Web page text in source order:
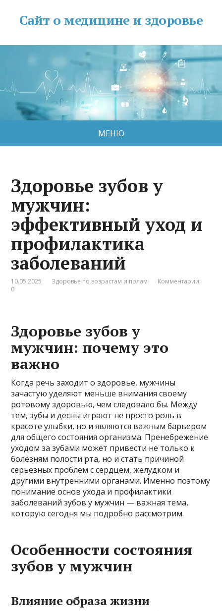
Сайт о медицине и здоровье
МЕНЮ
Здоровье зубов у
мужчин:
эффективный уход и
профилактика
заболеваний
10.05.2025 Здоровье по возрастам и полам
Комментарии:
0
Здоровье зубов у
мужчин: почему это
важно
Когда речь заходит о здоровье, мужчины
зачастую уделяют меньше внимания своему
ротовому здоровью, чем следовало бы. Между
тем, зубы и десны играют не просто роль в
красоте улыбки, но и являются важным барьером
для общего состояния организма. Пренебрежение
уходом за зубами может привести не только к
болезням полости рта, но и стать причиной
серьезных проблем с сердцем, желудком и
другими внутренними органами. Именно поэтому
понимание основ ухода и профилактики
заболеваний зубов у мужчин — важная тема,
которую сегодня мы подробно рассмотрим.
Особенности состояния
зубов у мужчин
Влияние образа жизни